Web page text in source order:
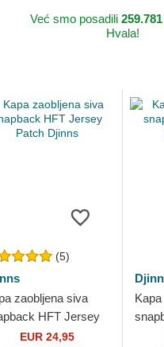
Već smo posadili 259.781
Hvala!
(5)
zaobljena siva
HFT Jersey
Djinns
EUR 24,95